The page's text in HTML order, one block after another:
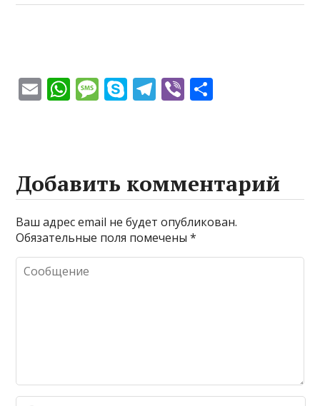
E W
A
p
p
M
g
e
S
e
T
a
m
Vi
а
в
и
т
Добавить комментарий
Ваш адрес email не будет опубликован.
Обязательные поля помечены*